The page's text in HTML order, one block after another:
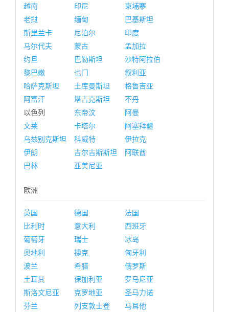
越南
印尼
柬埔寨
老挝
缅甸
巴基斯坦
斯里兰卡
尼泊尔
印度
马尔代夫
蒙古
孟加拉
约旦
巴勒斯坦
沙特阿拉伯
黎巴嫩
也门
叙利亚
哈萨克斯坦
土库曼斯坦
格鲁吉亚
阿富汗
塔吉克斯坦
不丹
以色列
东帝汶
阿曼
文莱
卡塔尔
阿塞拜疆
乌兹别克斯坦
科威特
伊拉克
伊朗
吉尔吉斯斯坦
阿联酋
巴林
亚美尼亚
欧洲
英国 德国
法国
比利时
意大利
西班牙
葡萄牙
瑞士
冰岛
奥地利
捷克
匈牙利
波兰
希腊
俄罗斯
土耳其
保加利亚
罗马尼亚
斯洛文尼亚
克罗地亚
圣马力诺
芬兰
列支敦士登
马耳他